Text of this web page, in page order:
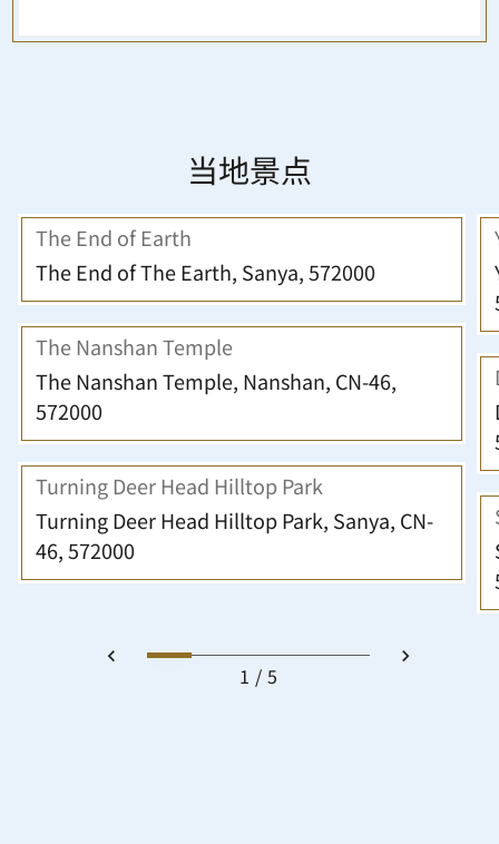
当地景点
The End of Earth
The End of The Earth, Sanya, 572000
The Nanshan Temple
The Nanshan Temple, Nanshan, CN-46,
572000
Turning Deer Head Hilltop Park
Turning Deer Head Hilltop Park, Sanya, CN-
46, 572000
1 5